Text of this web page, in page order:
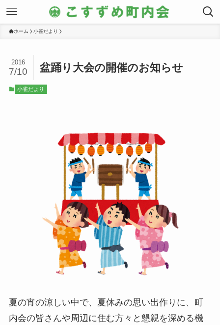
ホーム 小雀だより
盆踊り大会の開催のお知らせ
2016
7/10
小雀だより
夏の宵の涼しい中で、夏休みの思い出作りに、町
内会の皆さんや周辺に住む方々と懇親を深める機